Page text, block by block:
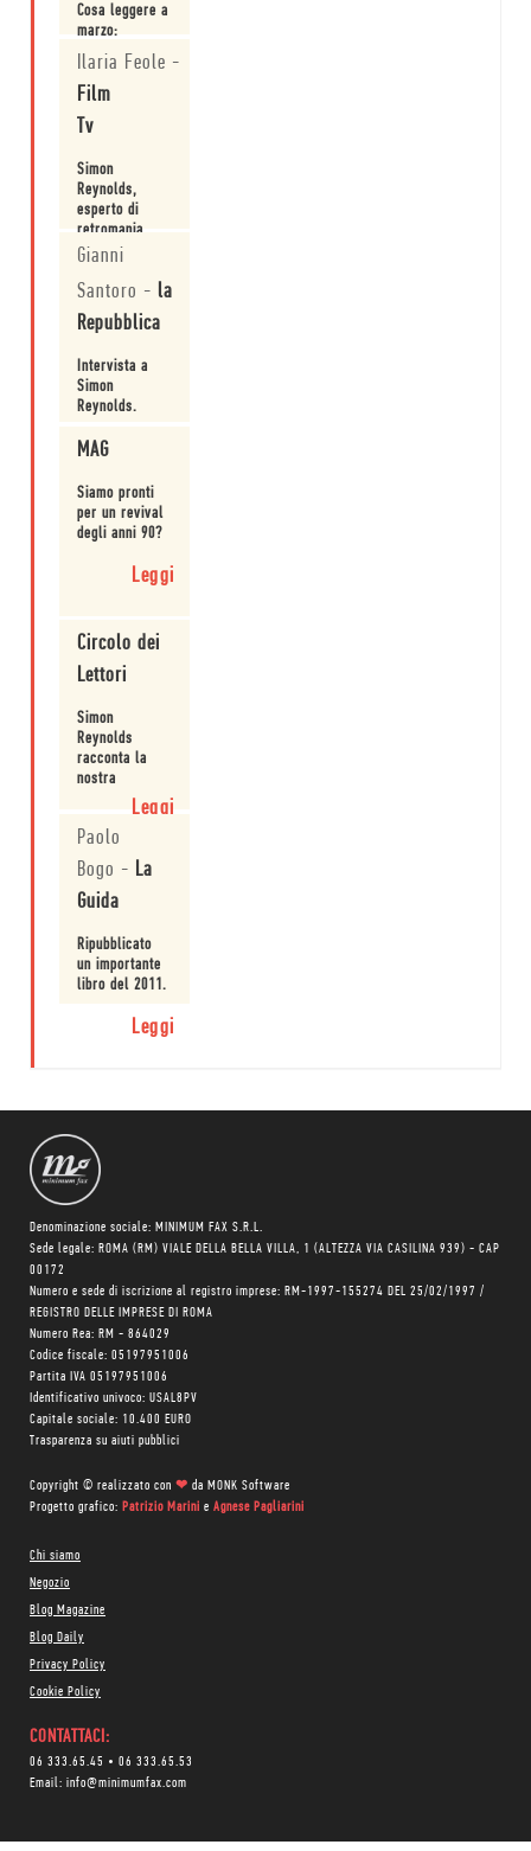
Cosa leggere a
marzo:
Retromania di
Simon
Reynolds.
Ilaria Feole -
Film
Tv
Simon
Reynolds,
esperto di
retromania.
Gianni
Santoro - la
Repubblica
Intervista a
Simon
Reynolds.
MAG
Siamo pronti
per un revival
degli anni 90?
Leggi
Circolo dei
Lettori
Simon
Reynolds
racconta la
nostra
ossessione per
il passato.Leggi
Paolo
Bogo - La
Guida
Ripubblicato
un importante
libro del 2011.
Leggi
Denominazione sociale: MINIMUM FAX S.R.L.
Sede legale: ROMA (RM) VIALE DELLA BELLA VILLA, 1 (ALTEZZA VIA CASILINA 939) - CAP
00172
Numero e sede di iscrizione al registro imprese: RM-1997-155274 DEL 25/02/1997 /
REGISTRO DELLE IMPRESE DI ROMA
Numero Rea: RM - 864029
Codice fiscale: 05197951006
Partita IVA 05197951006
Identificativo univoco: USAL8PV
Capitale sociale: 10.400 EURO
Trasparenza su aiuti pubblici
Copyright © realizzato con ❤ da MONK Software
Progetto grafico: Patrizio Marini e Agnese Pagliarini
Chi siamo
Negozio
Blog Magazine
Blog Daily
Privacy Policy
Cookie Policy
CONTATTACI:
06 333.65.45 • 06 333.65.53
Email: info@minimumfax.com